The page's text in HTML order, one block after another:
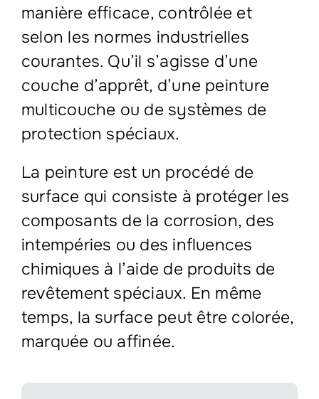
manière efficace, contrôlée et
selon les normes industrielles
courantes. Qu’il s’agisse d’une
couche d’apprêt, d’une peinture
multicouche ou de systèmes de
protection spéciaux.
La peinture est un procédé de
surface qui consiste à protéger les
composants de la corrosion, des
intempéries ou des influences
chimiques à l’aide de produits de
revêtement spéciaux. En même
temps, la surface peut être colorée,
marquée ou affinée.